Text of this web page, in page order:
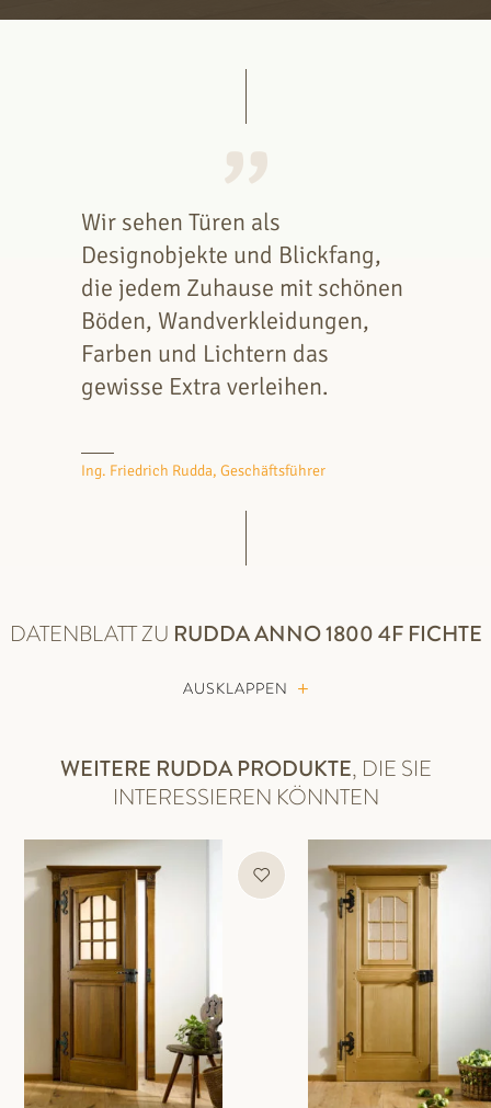
Wir sehen Türen als
Designobjekte und Blickfang,
die jedem Zuhause mit schönen
Böden, Wandverkleidungen,
Farben und Lichtern das
gewisse Extra verleihen.
Ing. Friedrich Rudda, Geschäftsführer
DATENBLATT ZU RUDDAANNO 1800 4F FICHTE
AUSKLAPPEN
WEITERE RUDDA PRODUKTE, DIE SIE
INTERESSIEREN KÖNNTEN